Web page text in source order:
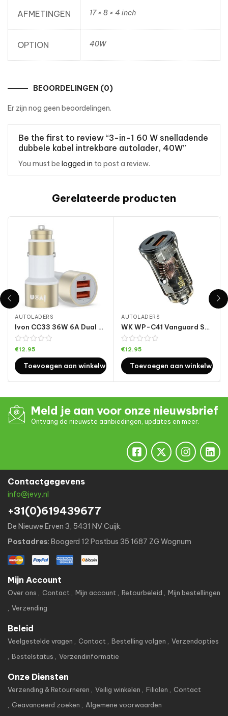
AFMETINGEN 17 × 8 × 4 inch
OPTION 40W
BEOORDELINGEN (0)
Er zijn nog geen beoordelingen.
Be the first to review “3-in-1 60 W snelladende
dubbele kabel intrekbare autolader, 40W”
You must be logged in to post a review.
Gerelateerde producten
AUTOLADERS
Ivon CC33 36W 6A Dual QC 3.0 USB Full Metal Auto Charger
€12.95
Toevoegen aan winkelwagen
AUTOLADERS
WK WP-C41 Vanguard Serie 30W USB + Type-C Autolader
€12.95
Toevoegen aan
Meld je aan voor onze nieuwsbrief
Ontvang de nieuwste aanbiedingen, updates en meer.
Contactgegevens
info@jevy.nl
+31(0)619439677
De Nieuwe Erven 3, 5431 NV Cuijk.
Postadres: Boogerd 12 Postbus 35 1687 ZG Wognum
Mijn Account
Over ons Contact Mijn account Retourbeleid
Mijn bestellingen
Verzending
Beleid
Veelgestelde vragen Contact Bestelling volgen
Verzendopties
Bestelstatus
Verzendinformatie
Onze Diensten
Verzending & Retourneren Veilig winkelen Filialen
Contact
Geavanceerd zoeken
Algemene voorwaarden